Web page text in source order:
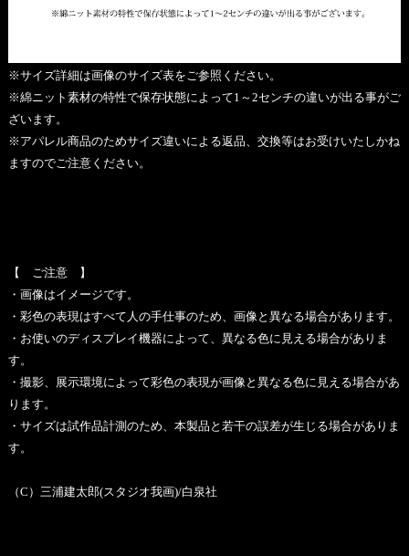
※サイズ詳細は画像のサイズ表をご参照ください。
※綿ニット素材の特性で保存状態によって1～2センチの違いが出る事がご
ざいます。
※アパレル商品のためサイズ違いによる返品、交換等はお受けいたしかね
ますのでご注意ください。
【 ご注意 】
・画像はイメージです。
・彩色の表現はすべて人の手仕事のため、画像と異なる場合があります。
・お使いのディスプレイ機器によって、異なる色に見える場合がありま
す。
・撮影、展示環境によって彩色の表現が画像と異なる色に見える場合があ
ります。
・サイズは試作品計測のため、本製品と若干の誤差が生じる場合がありま
す。
（C）三浦建太郎(スタジオ我画)/白泉社